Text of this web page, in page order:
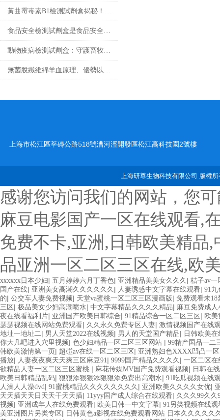
黃曲霉毒素B1檢測試劑盒揭秘！精準鎖定隱患
食品安全檢測試劑盒是食品安全領域的重要工具
動物疫病檢測試劑盒：守護畜牧業健康
無菌脫纖維綿羊血原理、優勢以及應用前景
上海市松江區莘磚公路518號漕河涇開發區松江高科技園2號樓
上海研尊生物科技有限公司 版權
感谢您访问我们的网站，您
麻豆电影国产一区在线观看,
免费不卡,亚洲,日韩欧美精品
品亚洲一区二区三区在线,欧
xxxxxx日本少妇| 五月婷婷六月丁香色| 亚洲精品美美女久久久 | 桔子av一
国产在线| 亚洲美女高潮久久久久久久 | 人妻诱惑中文字幕在线观看| 91九
的| 公交车人妻免费视频| 天堂va蜜桃一区二区三区漫画版 | 免费观看未18
三区 | 极品美女少妇高潮喷水| 中文字幕精品久久久久精品| 麻豆免费成人
夜在线看福利片| 亚洲国产欧美日韩综合| 91精品综合一区二区三区 | 欧
瑟瑟视频在线网站免费观看| 久久永久免费专区人妻| 激情视频国产在线
地址一地址二| 男人天堂2022在线视频| 男人的天堂国产精品| 日韩欧美
你大几吧进入穴里视频| 色少妇精品一区二区三区网站 | 99精产国品一二
韩欧美激情第一页 | 超碰av在线一区二区三区 | 亚洲熟妇色XXXX凹凸一区
播放| 人妻夜夜爽天天爽三区麻豆91| 9999国产精品久久久久 | 一区二区在
欲精品人妻一区二区三区蜜桃 | 麻花传媒MV国产免费观看视频| 日韩在
欧美日韩精品乱码| 狠狠添狠狠添狠狠添免费出高潮水| 91吃瓜视频在线
人澡人人澡dvd| 91蜜桃精品久久久久久久久久 | 亚洲欧美久久久久女优|
天天插天天日天天干天天插| 11yyy国产成人综合在线观看| 久久久99久久
视频| 亚洲成年人在线免费观看| 欧美日韩一中文字幕| 91另类视频在线观
美亚洲图片另类专区 | 日韩黄色a影视在线免费观看网站 日本久久久久久